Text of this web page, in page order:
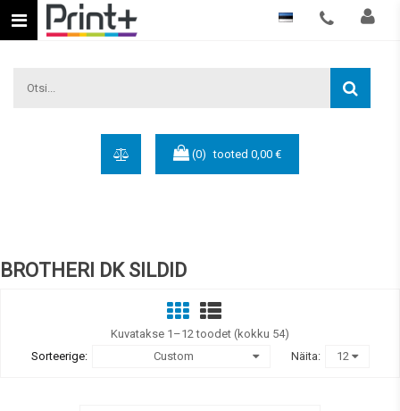
Eesti keel
(0) tooted 0,00 €
BROTHERI DK SILDID
Kuvatakse 1–12 toodet (kokku 54)
Sorteerige:
Custom Näita: 12